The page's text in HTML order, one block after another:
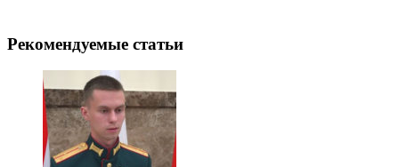
Рекомендуемые статьи